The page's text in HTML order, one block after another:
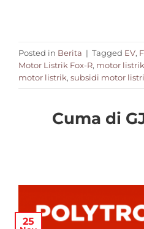
Posted in Berita | Tagged EV,
Motor Listrik Fox-R, motor
motor listrik, subsidi motor
Cuma di
25